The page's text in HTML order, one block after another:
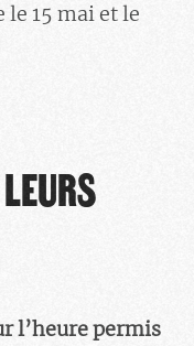
15 mai et le
l’heure permis